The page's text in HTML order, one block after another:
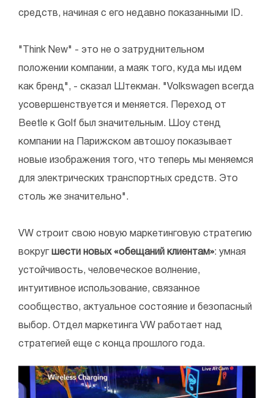
средств, начиная с его недавно показанными ID.
"Think New" - это не о затруднительном
положении компании, а маяк того, куда мы идем
как бренд", - сказал Штекман. "Volkswagen всегда
усовершенствуется и меняется. Переход от
Beetle к Golf был значительным. Шоу стенд
компании на Парижском автошоу показывает
новые изображения того, что теперь мы меняемся
для электрических транспортных средств. Это
столь же значительно".
VW строит свою новую маркетинговую стратегию
вокруг шести новых «обещаний клиентам»: умная
устойчивость, человеческое волнение,
интуитивное использование, связанное
сообщество, актуальное состояние и безопасный
выбор. Отдел маркетинга VW работает над
стратегией еще с конца прошлого года.